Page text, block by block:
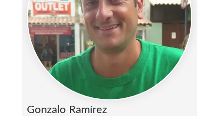
Gonzalo Ramírez